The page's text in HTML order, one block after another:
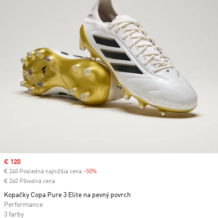
Sale price
€ 120
€ 240 Posledná najnižšia cena -50%
€ 240 Pôvodná cena
Kopačky Copa Pure 3 Elite na pevný povrch
Performance
3 farby